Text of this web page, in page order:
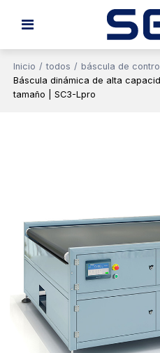
Inicio / todos / báscula de
Báscula dinámica de alta
tamaño | SC3-Lpro